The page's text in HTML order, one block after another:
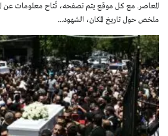
المعاصر. مع كل موقع يتم تصفحه، تُتاح معلومات عن
ملخص حول تاريخ المكان، الشهود...